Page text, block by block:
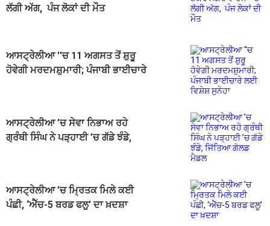
ਲੱਗੀ ਅੱਗ, ਪੰਜ ਲੋਕਾਂ ਦੀ ਮੌਤ
ਆਸਟ੍ਰੇਲੀਆ ''ਚ 11 ਅਗਸਤ ਤੋਂ ਸ਼ੁਰੂ
ਹੋਵੇਗੀ ਮਰਦਮਸ਼ੁਮਾਰੀ; ਪੰਜਾਬੀ ਭਾਈਚਾਰੇ
ਆਸਟ੍ਰੇਲੀਆ ’ਚ ਸੇਵਾ ਨਿਭਾਅ ਰਹੇ
ਗ੍ਰੰਥੀ ਸਿੰਘ ਨੇ ਪੜ੍ਹਾਈ ’ਚ ਗੱਡੇ ਝੰਡੇ,
ਆਸਟ੍ਰੇਲੀਆ ’ਚ ਮ੍ਰਿਤਕ ਮਿਲੇ ਕਈ
ਪੰਛੀ, ‘ਐੱਚ-5 ਬਰਡ ਫਲੂ’ ਦਾ ਖ਼ਦਸ਼ਾ